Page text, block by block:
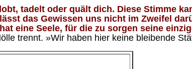
tadelt oder quält dich. Diese Stimme
das Gewissen uns nicht im Zweifel
eine Seele, für die zu sorgen seine
trennt. »Wir haben hier keine bleibende